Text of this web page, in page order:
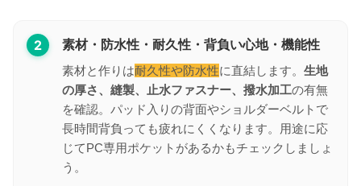
2
素材・防水性・耐久性・背負い心地・機能性
素材と作りは耐久性や防水性に直結します。 生地
の厚さ、縫製、止水ファスナー、撥水加工の有無
を確認。パッド入りの背面やショルダーベルトで
長時間背負っても疲れにくくなります。用途に応
じてPC専用ポケットがあるかもチェックしましょ
う。